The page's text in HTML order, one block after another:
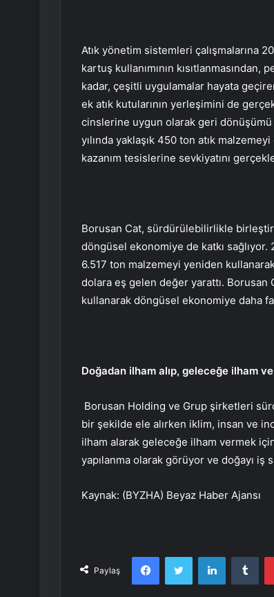
Atık yönetim sistemleri çalışmalarına
kartuş kullanımının kısıtlanmasından,
kadar, çeşitli uygulamalar hayata
ek atık kutularının yerleşimini de
cinslerine uygun olarak geri dönüşümü
yılında yaklaşık 450 ton atık
kazanım tesislerine sevkiyatını
Borusan Cat, sürdürülebilirlikle
döngüsel ekonomiye de katkı sağlıyor.
6.517 ton malzemeyi yeniden
dolara eş gelen değer yarattı. Borusan
kullanarak döngüsel ekonomiye daha
Doğadan ilham alıp, geleceğe ilham
Borusan Holding ve Grup şirketleri
bir şekilde ele alırken iklim, insan ve
ilham alarak geleceğe ilham vermek
yapılanma olarak görüyor ve doğayı iş
Kaynak: (BYZHA) Beyaz Haber Ajansı
Paylaş
FacebookTwitter LinkedIn